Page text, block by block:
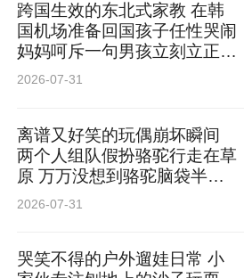
跨国生效的东北式家教 在韩
国机场准备回国孩子任性哭闹
妈妈呵斥一句男孩立刻立正站
定 网友：走遍天下 妈妈最大
2026-07-31
离谱又好笑的玩偶崩坏瞬间
两个人组队假扮骆驼行走在草
原 万万没想到骆驼脑袋半路
直接掉落 网友：“骆驼”知道低
2026-07-31
哭笑不得的户外遛娃日常 小